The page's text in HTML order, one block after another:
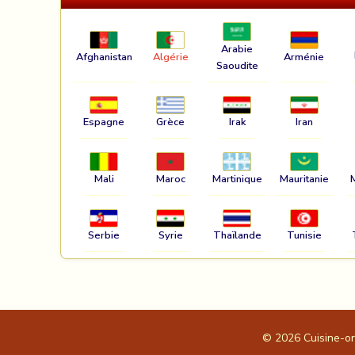
Afghanistan Algérie
Arabie
Saoudite
Arménie
Espagne Grèce Irak Iran
Mali Maroc Martinique Mauritanie
Serbie Syrie Thaïlande Tunisie
© 2026 Cuisine-